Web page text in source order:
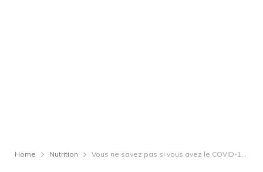
Home Nutrition Vous ne savez pas si vous avez le COVID-19 ?Voici les symptômes de Delta, des variantes d’Omicron, de la grippe et des allergies